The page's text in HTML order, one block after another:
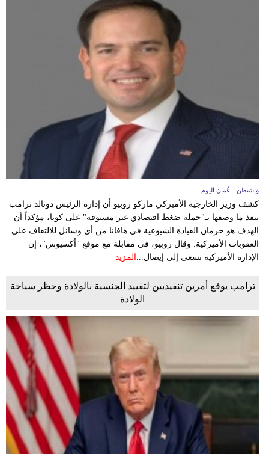
إعلام
تعليم
مرأة
علوم
وتكنولوجيا
بيئة
أبراج
فيديو
سيارات
واشنطن - عُمان اليوم
كشف وزير الخارجية الأميركي ماركو روبيو أن إدارة الرئيس دونالد ترامب
تنفذ ما وصفها بـ"حملة ضغط اقتصادي غير مسبوقة" على كوبا، مؤكداً أن
الهدف هو حرمان القيادة الشيوعية في هافانا من أي وسائل للالتفاف على
العقوبات الأميركية. وقال روبيو، في مقابلة مع موقع "أكسيوس"، إن
الإدارة الأميركية تسعى إلى إيصال... المزيد
ترامب يوقع أمرين تنفيذيين لتقييد الجنسية بالولادة وحظر سياحة
الولادة